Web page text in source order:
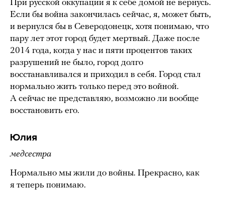
При русской оккупации я к себе домой не вернусь.
Если бы война закончилась сейчас, я, может быть,
и вернулся бы в Северодонецк, хотя понимаю, что
пару лет этот город будет мертвый. Даже после
2014 года, когда у нас и пяти процентов таких
разрушений не было, город долго
восстанавливался и приходил в себя. Город стал
нормально жить только перед это войной.
А сейчас не представляю, возможно ли вообще
восстановить его.
Юлия
медсестра
Нормально мы жили до войны. Прекрасно, как
я теперь понимаю.